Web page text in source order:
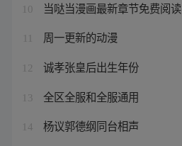
10 当哒当漫画最新章节免费阅读
周一更新的动漫
12 诚孝张皇后出生年份
13 全区全服和全服通用
14 杨议郭德纲同台相声